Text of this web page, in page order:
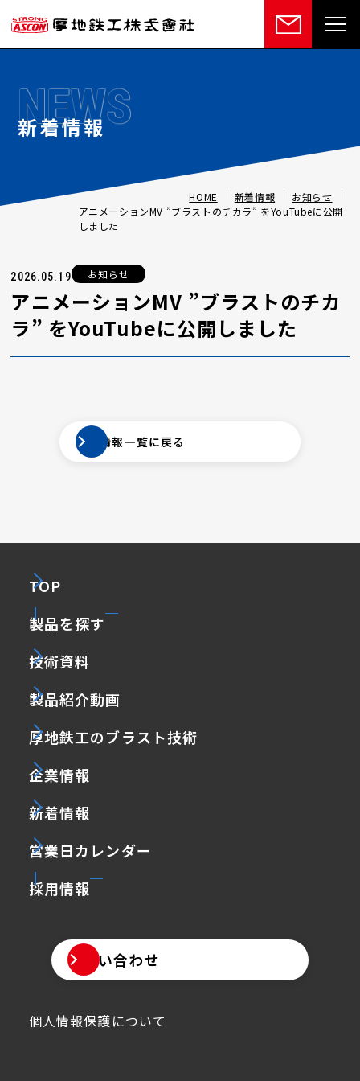
新着情報
NEWS
HOME 新着情報
お知らせ
アニメーションMV ”ブラストのチカラ” をYouTubeに公開
しました
2026.05.19 お知らせ
アニメーションMV ”ブラストのチカ
ラ” をYouTubeに公開しました
新着情報一覧に戻る
TOP
製品を探す
技術資料
製品紹介動画
厚地鉄工のブラスト技術
企業情報
新着情報
営業日カレンダー
採用情報
お問い合わせ
個人情報保護について